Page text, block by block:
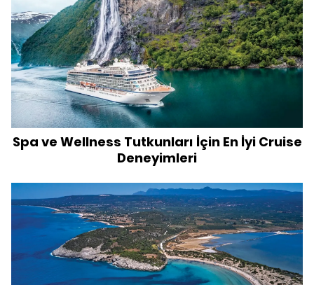
Spa ve Wellness Tutkunları İçin En İyi Cruise
Deneyimleri